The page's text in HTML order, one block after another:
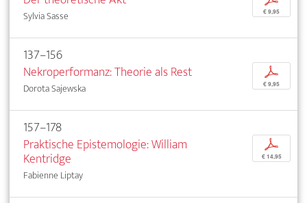
Sylvia Sasse € 9,95
137–156
Nekroperformanz: Theorie als Rest
Dorota Sajewska
p
€ 9,95
157–178
Praktische Epistemologie: William
Kentridge
Fabienne Liptay
p
€ 14,95